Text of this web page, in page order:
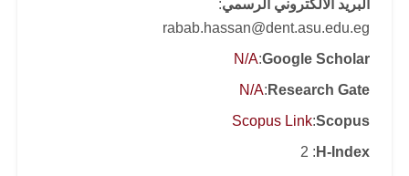
البريد الالكتروني الرسمي:
rabab.hassan@dent.asu.edu.eg
Google Scholar
:
N/A
Research Gate
:
N/A
Scopus
:
Scopus Link
H-Index
: 2